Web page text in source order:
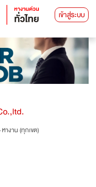
เข้าสู่ระบบ
หางาน (ทุกเขต)